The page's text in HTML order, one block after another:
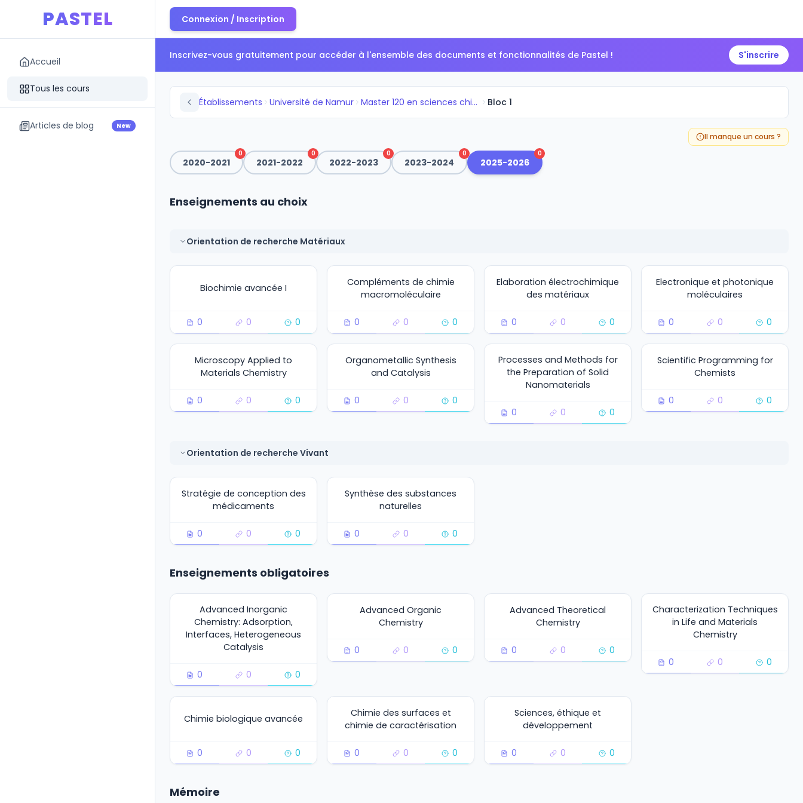
PASTEL
Accueil
Tous les cours
Articles de blog New
Connexion / Inscription
Inscrivez-vous gratuitement pour accéder à l'ensemble des documents et fonctionnalités de Pastel ! S'inscrire
Établissements Université de Namur Master 120 en sciences chimiqu... Bloc 1
Il manque un cours ?
2020-2021
0
2021-2022
0
2022-2023
0
2023-2024
0
2025-2026
0
Enseignements au choix
Orientation de recherche Matériaux
Biochimie avancée I
0 0 0
Compléments de chimie
macromoléculaire
0 0 0
Elaboration électrochimique
des matériaux
0 0 0
Electronique et photonique
moléculaires
0 0 0
Microscopy Applied to
Materials Chemistry
0 0 0
Organometallic Synthesis
and Catalysis
0 0 0
Processes and Methods for
the Preparation of Solid
Nanomaterials
0 0 0
Scientific Programming for
Chemists
0 0 0
Orientation de recherche Vivant
Stratégie de conception des
médicaments
0 0 0
Synthèse des substances
naturelles
0 0 0
Enseignements obligatoires
Advanced Inorganic
Chemistry: Adsorption,
Interfaces, Heterogeneous
Catalysis
0 0 0
Advanced Organic
Chemistry
0 0 0
Advanced Theoretical
Chemistry
0 0 0
Characterization Techniques
in Life and Materials
Chemistry
0 0 0
Chimie biologique avancée
0 0 0
Chimie des surfaces et
chimie de caractérisation
0 0 0
Sciences, éthique et
développement
0 0 0
Mémoire